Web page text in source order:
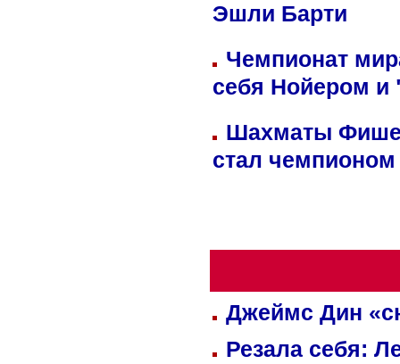
Эшли Барти
Чемпионат
себя Нойером и
Шахматы
стал
Джеймс Дин
Резала себя: